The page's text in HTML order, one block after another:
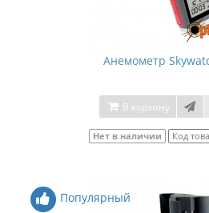
Анемометр
В корзину
Нет в наличии Код
Популярный